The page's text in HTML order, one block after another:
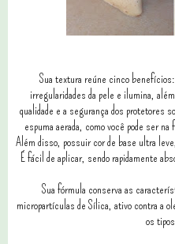
Sua textura reúne cinco
irregularidades da pele e ilumina,
qualidade e a segurança dos protetores
espuma aerada, como você pode ser
Além disso, possuir cor de base ultra
É fácil de aplicar, sendo rapidamente
Sua fórmula conserva as
micropartículas de Sílica, ativo contra a
os